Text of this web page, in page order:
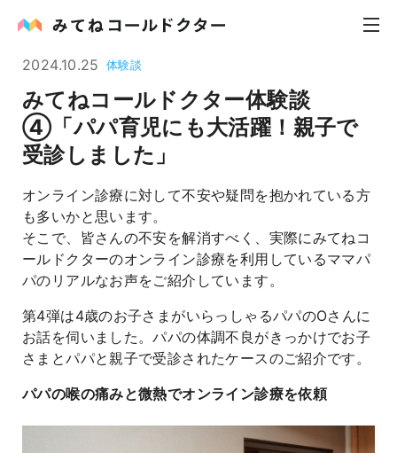
内科
小児科
花粉症
皮膚科
感染症
お役立ち記事
よくあるご質問
2024.10.25 体験談
みてねコールドクター体験談
④「パパ育児にも大活躍！親子で
受診しました」
オンライン診療に対して不安や疑問を抱かれている方
も多いかと思います。
そこで、皆さんの不安を解消すべく、実際にみてねコ
ールドクターのオンライン診療を利用しているママパ
パのリアルなお声をご紹介しています。
第4弾は4歳のお子さまがいらっしゃるパパのOさんに
お話を伺いました。パパの体調不良がきっかけでお子
さまとパパと親子で受診されたケースのご紹介です。
パパの喉の痛みと微熱でオンライン診療を依頼